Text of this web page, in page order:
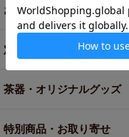
お買い得商品
定期便
茶器・オリジナルグッズ
特別商品・お取り寄せ